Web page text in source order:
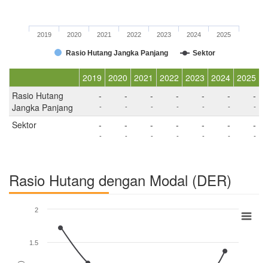
Rasio Hutang Jangka Panjang Sektor
2019 2020 2021 2022 2023 2024 2025
2019 2020 2021 2022 2023 2024 2025
Rasio Hutang
Jangka Panjang
-
-
-
-
-
-
-
-
-
-
-
-
-
-
Sektor -
-
-
-
-
-
-
-
-
-
-
-
-
-
Rasio Hutang dengan Modal (DER)
1.5
2